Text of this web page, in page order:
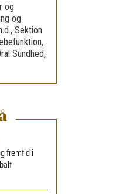
og
og
Sektion
Sundhed,
fremtid i